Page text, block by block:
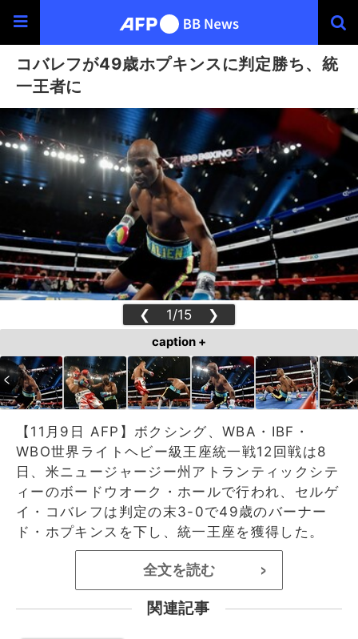
コバレフが49歳ホプキンスに判定勝ち、統
一王者に
❮ 1/15 ❯
caption +
【11月9日 AFP】ボクシング、WBA・IBF・
WBO世界ライトヘビー級王座統一戦12回戦は8
日、米ニュージャージー州アトランティックシテ
ィーのボードウオーク・ホールで行われ、セルゲ
イ・コバレフは判定の末3-0で49歳のバーナー
ド・ホプキンスを下し、統一王座を獲得した。
全文を読む >
関連記事